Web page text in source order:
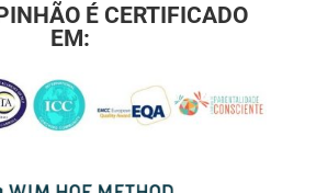
É CERTIFICADO
EM: